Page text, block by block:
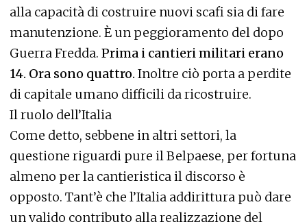
alla capacità di costruire nuovi scafi sia di fare
manutenzione. È un peggioramento del dopo
Guerra Fredda. Prima i cantieri militari erano
14. Ora sono quattro. Inoltre ciò porta a perdite
di capitale umano difficili da ricostruire.
Il ruolo dell’Italia
Come detto, sebbene in altri settori, la
questione riguardi pure il Belpaese, per fortuna
almeno per la cantieristica il discorso è
opposto. Tant’è che l’Italia addirittura può dare
un valido contributo alla realizzazione del